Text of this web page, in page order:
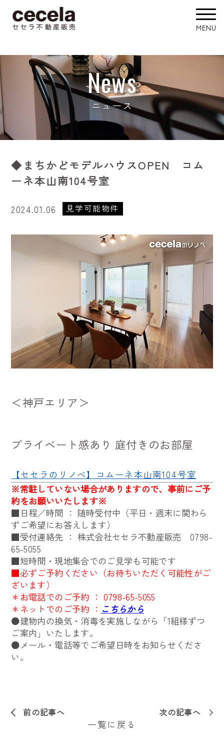
News
ニュース
◆まちかどモデルハウスOPEN コム
ーネ本山南104号室
2024.01.06 見学可能物件
＜神戸エリア＞
プライベート感あり 庭付きのお部屋
【セセラのリノベ】コムーネ本山南104号室
※常駐していない場合がありますので、事前にご予
約をお願いいたします※
■日程／時間 ： 随時受付中（平日・週末に関わら
ずご希望にお答えします）
■受付連絡先 ： 株式会社セセラ不動産販売 0798-
65-5055
■短時間・現地集合でのご見学も可能です
■必ずご予約ください（お待ちいただく可能性がご
ざいます）
＊お電話でのご予約 ： 0798-65-5055
＊ネットでのご予約 ： こちらから
●建物内の換気・消毒を実施しながら「1組様ずつ
ご案内」いたします。
●メール・電話等でご希望日時をお知らせくださ
い。
前の記事へ 次の記事へ
一覧に戻る